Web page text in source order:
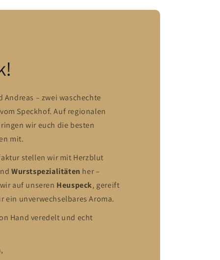
– zwei waschechte
Speckhof. Auf regionalen
wir euch die besten
mit.
stellen wir mit Herzblut
Wurstspezialitäten her –
auf unseren Heuspeck, gereift
ein unverwechselbares Aroma.
Hand veredelt und echt